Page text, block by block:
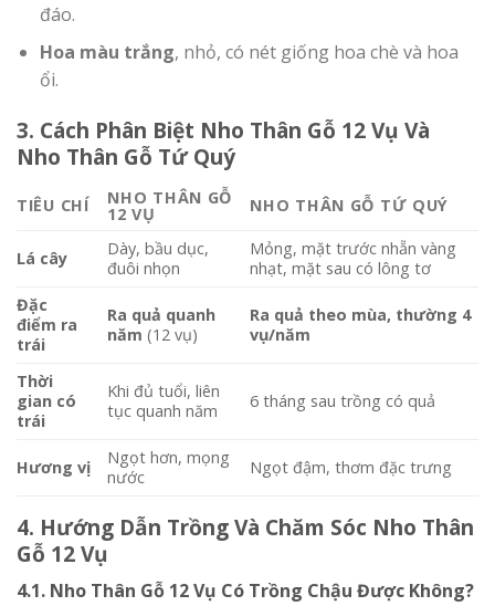
đáo.
Hoa màu trắng, nhỏ, có nét giống hoa chè và hoa
ổi.
3. Cách Phân Biệt Nho Thân Gỗ 12 Vụ Và
Nho Thân Gỗ Tứ Quý
TIÊU CHÍ NHO THÂN GỖ
12 VỤ NHO THÂN GỖ TỨ QUÝ
Lá cây
Dày, bầu dục,
đuôi nhọn
Mỏng, mặt trước nhẵn vàng
nhạt, mặt sau có lông tơ
Đặc
điểm ra
trái
Ra quả quanh
năm (12 vụ)
Ra quả theo mùa, thường 4
vụ/năm
Thời
gian có
trái
Khi đủ tuổi, liên
tục quanh năm
6 tháng sau trồng có quả
Hương vị
Ngọt hơn, mọng
nước
Ngọt đậm, thơm đặc trưng
4. Hướng Dẫn Trồng Và Chăm Sóc Nho Thân
Gỗ 12 Vụ
4.1. Nho Thân Gỗ 12 Vụ Có Trồng Chậu Được Không?